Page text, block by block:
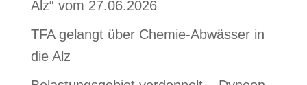
Alz“ vom 27.06.2026
TFA gelangt über Chemie-Abwässer in
die Alz